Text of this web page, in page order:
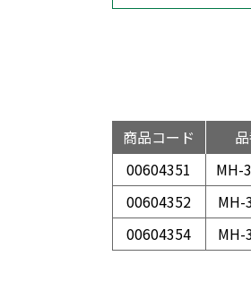
商品コード
00604351
MH-
00604352
MH-
00604354
MH-